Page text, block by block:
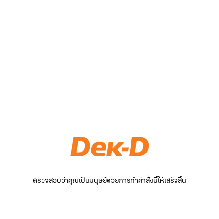
ตรวจสอบว่าคุณเป็นมนุษย์ด้วยการทำคำสั่งนี้ให้เสร็จสิ้น